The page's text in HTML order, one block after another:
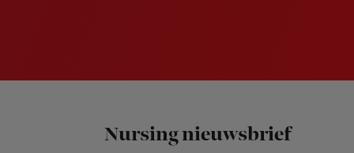
Nursing nieuwsbrief